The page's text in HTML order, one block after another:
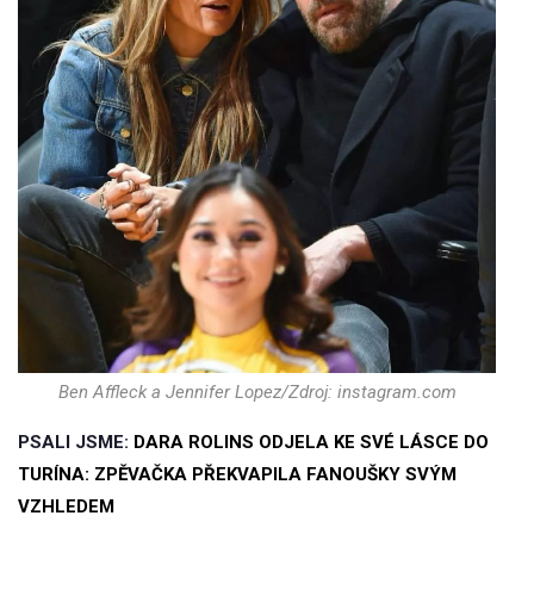
Ben Affleck a Jennifer Lopez/Zdroj: instagram.com
PSALI JSME: DARA ROLINS ODJELA KE SVÉ LÁSCE DO
TURÍNA: ZPĚVAČKA PŘEKVAPILA FANOUŠKY SVÝM
VZHLEDEM